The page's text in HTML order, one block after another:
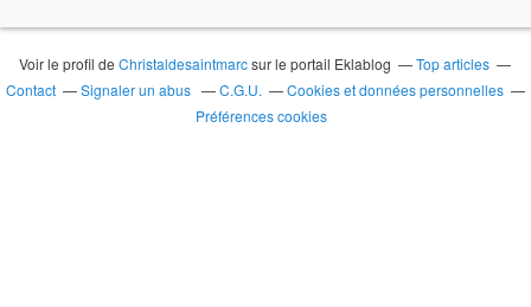
Voir le profil deChristaldesaintmarcsur le portail Eklablog
Top articles
Contact
Signaler un abus C.G.U.
Cookies et données personnelles
Préférences cookies